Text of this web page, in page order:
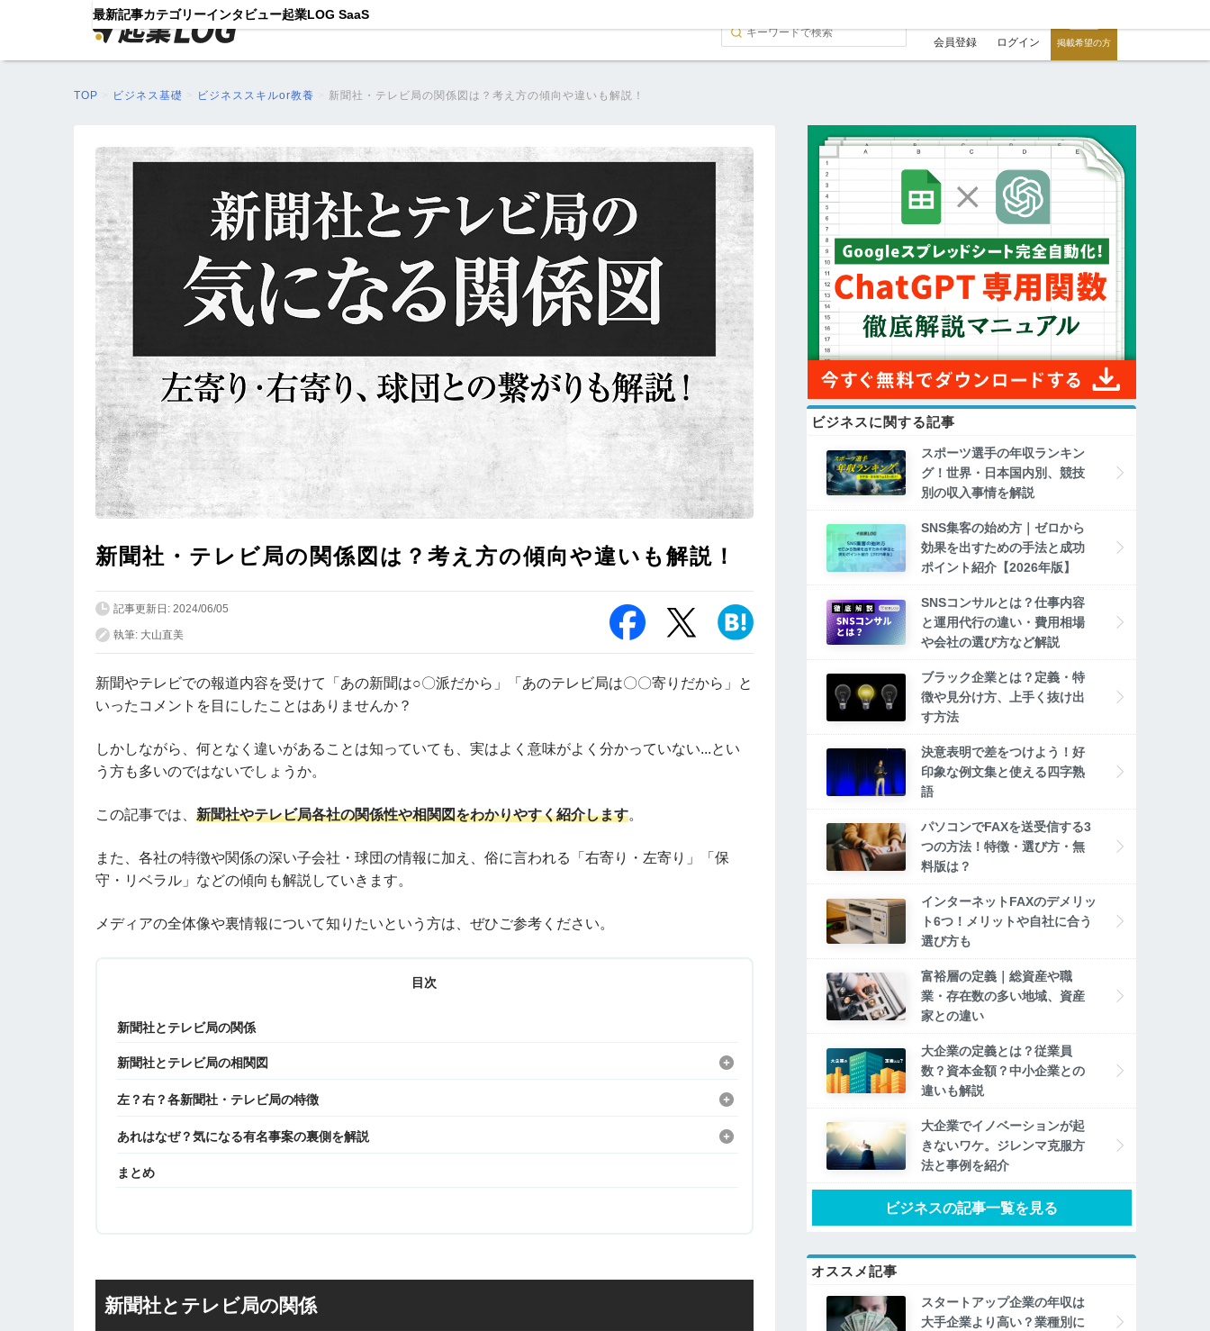
最新記事カテゴリーインタビュー起業LOG SaaS
会員登録 ログイン 掲載希望の方
TOP ビジネス基礎 ビジネススキルor教養 新聞社・テレビ局の関係図は？考え方の傾向や違いも解説！
新聞社・テレビ局の関係図は？考え方の傾向や違いも解説！
記事更新日: 2024/06/05
執筆: 大山直美
新聞やテレビでの報道内容を受けて「あの新聞は○〇派だから」「あのテレビ局は〇〇寄りだから」と
いったコメントを目にしたことはありませんか？
しかしながら、何となく違いがあることは知っていても、実はよく意味がよく分かっていない...とい
う方も多いのではないでしょうか。
この記事では、 新聞社やテレビ局各社の関係性や相関図をわかりやすく紹介します。
また、各社の特徴や関係の深い子会社・球団の情報に加え、俗に言われる「右寄り・左寄り」「保
守・リベラル」などの傾向も解説していきます。
メディアの全体像や裏情報について知りたいという方は、ぜひご参考ください。
目次
新聞社とテレビ局の関係
新聞社とテレビ局の相関図
左？右？各新聞社・テレビ局の特徴
あれはなぜ？気になる有名事案の裏側を解説
まとめ
新聞社とテレビ局の関係
ビジネスに関する記事
スポーツ選手の年収ランキン
グ！世界・日本国内別、競技
別の収入事情を解説
SNS集客の始め方｜ゼロから
効果を出すための手法と成功
ポイント紹介【2026年版】
SNSコンサルとは？仕事内容
と運用代行の違い・費用相場
や会社の選び方など解説
ブラック企業とは？定義・特
徴や見分け方、上手く抜け出
す方法
決意表明で差をつけよう！好
印象な例文集と使える四字熟
語
パソコンでFAXを送受信する3
つの方法！特徴・選び方・無
料版は？
インターネットFAXのデメリッ
ト6つ！メリットや自社に合う
選び方も
富裕層の定義｜総資産や職
業・存在数の多い地域、資産
家との違い
大企業の定義とは？従業員
数？資本金額？中小企業との
違いも解説
大企業でイノベーションが起
きないワケ。ジレンマ克服方
法と事例を紹介
ビジネスの記事一覧を見る
オススメ記事
スタートアップ企業の年収は
大手企業より高い？業種別に